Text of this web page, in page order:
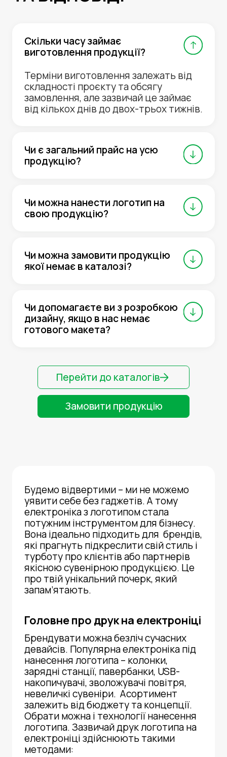
Скільки часу займає
виготовлення продукції?
Терміни виготовлення залежать від
складності проєкту та обсягу
замовлення, але зазвичай це займає
від кількох днів до двох-трьох тижнів.
Чи є загальний прайс на усю
продукцію?
Чи можна нанести логотип на
свою продукцію?
Чи можна замовити продукцію
якої немає в каталозі?
Чи допомагаєте ви з розробкою
дизайну, якщо в нас немає
готового макета?
Перейти до каталогів
Замовити продукцію
Будемо відвертими – ми не можемо
уявити себе без гаджетів. А тому
електроніка з логотипомстала
потужним інструментом для бізнесу.
Вона ідеально підходить для брендів,
які прагнуть підкреслити свій стиль і
турботу про клієнтів або партнерів
якісною сувенірною продукцією. Це
про твій унікальний почерк, який
запам’ятають.
Головне про друк на електроніці
Брендувати можна безліч сучасних
девайсів. Популярнаелектроніка під
нанесення логотипа– колонки,
зарядні станції, павербанки, USB-
накопичувачі, зволожувачі повітря,
невеличкі сувеніри. Асортимент
залежить від бюджету та концепції.
Обрати можна і технології нанесення
логотипа. Зазвичайдрук логотипа на
електроніціздійснюють такими
методами: